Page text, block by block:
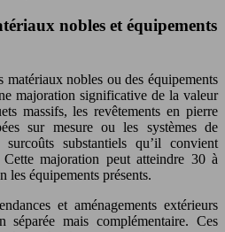
nobles et équipements
nobles ou des équipements
majoration significative de la valeur
massifs, les revêtements en pierre
sur mesure ou les systèmes de
substantiels qu’il convient
Cette majoration peut atteindre 30 à
les équipements présents.
et aménagements extérieurs
séparée mais complémentaire. Ces